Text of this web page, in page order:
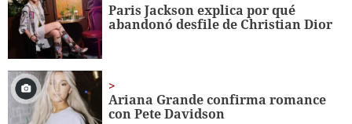
Paris Jackson explica por qué
abandonó desfile de Christian Dior
Ariana Grande confirma romance
con Pete Davidson